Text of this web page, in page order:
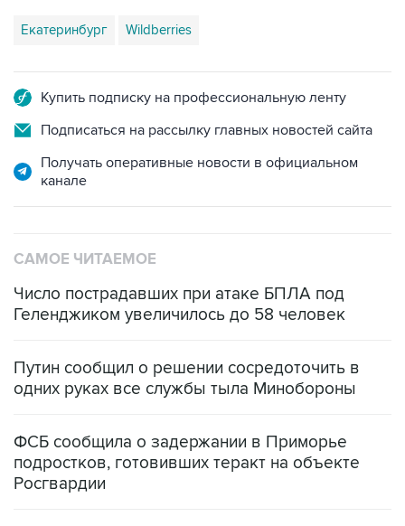
Екатеринбург Wildberries
Купить подписку на профессиональную ленту
Подписаться на рассылку главных новостей сайта
Получать оперативные новости в официальном
канале
САМОЕ ЧИТАЕМОЕ
Число пострадавших при атаке БПЛА под
Геленджиком увеличилось до 58 человек
Путин сообщил о решении сосредоточить в
одних руках все службы тыла Минобороны
ФСБ сообщила о задержании в Приморье
подростков, готовивших теракт на объекте
Росгвардии